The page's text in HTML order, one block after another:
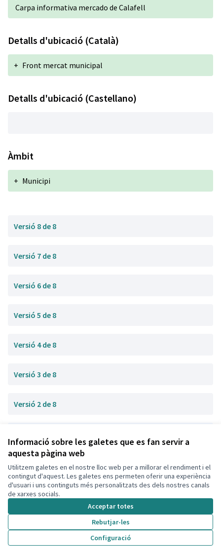
Informació sobre les galetes que es fan servir a
aquesta pàgina web
Utilitzem galetes en el nostre lloc web per a millorar el rendiment i el
contingut d'aquest. Les galetes ens permeten oferir una experiència
d'usuari i uns continguts més personalitzats des dels nostres canals
de xarxes socials.
Acceptar totes
Rebutjar-les
Configuració
Carpa informativa mercado de Calafell
Detalls d'ubicació (Català)
+ Front mercat municipal
Detalls d'ubicació (Castellano)
Àmbit
+ Municipi
Versió 8 de 8
Versió 7 de 8
Versió 6 de 8
Versió 5 de 8
Versió 4 de 8
Versió 3 de 8
Versió 2 de 8
Termes i condicions d'ús
Configuració de les galetes
Decidim Calafell a X
(Enllaç extern)
Decidim Calafell a Facebook
Decidim Calafell a YouTube
Decidim Calafell a GitHub
(Enllaç extern)
Web creada ambprogramari lliure .
Amb
(Enllaç